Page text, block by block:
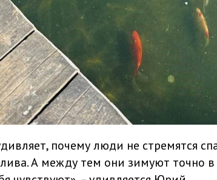
почему люди не стремятся
А между тем они зимуют точно в